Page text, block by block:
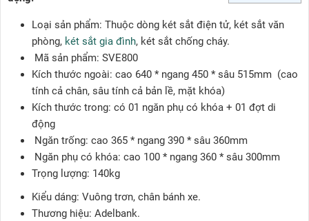
Loại sản phẩm: Thuộc dòng két sắt điện tử, két sắt văn
phòng, két sắt gia đình, két sắt chống cháy.
Mã sản phẩm: SVE800
Kích thước ngoài: cao 640 * ngang 450 * sâu 515mm (cao
tính cả chân, sâu tính cả bản lề, mặt khóa)
Kích thước trong: có 01 ngăn phụ có khóa + 01 đợt di
động
Ngăn trống: cao 365 * ngang 390 * sâu 360mm
Ngăn phụ có khóa: cao 100 * ngang 360 * sâu 300mm
Trọng lượng: 140kg
Kiểu dáng: Vuông trơn, chân bánh xe.
Thương hiệu: Adelbank.